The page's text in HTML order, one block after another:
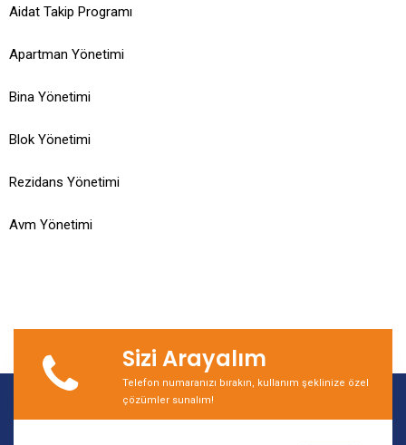
Aidat Takip Programı
Apartman Yönetimi
Bina Yönetimi
Blok Yönetimi
Rezidans Yönetimi
Avm Yönetimi
Sizi Arayalım
Telefon numaranızı bırakın, kullanım şeklinize özel
çözümler sunalım!